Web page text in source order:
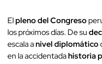
Elpleno del Congreso
los próximos días. De su
escala anivel diplomático
en la accidentadahistoria